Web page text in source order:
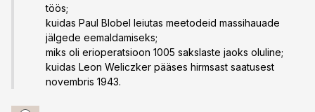
töös;
kuidas Paul Blobel leiutas meetodeid massihauade
jälgede eemaldamiseks;
miks oli erioperatsioon 1005 sakslaste jaoks oluline;
kuidas Leon Weliczker pääses hirmsast saatusest
novembris 1943.